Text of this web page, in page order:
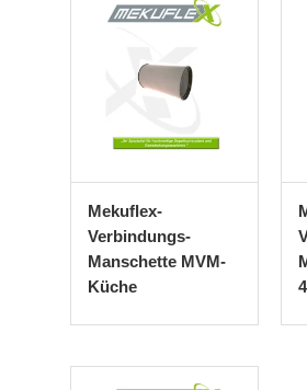
Mekuflex-
Verbindungs-
Manschette MVM-
Küche